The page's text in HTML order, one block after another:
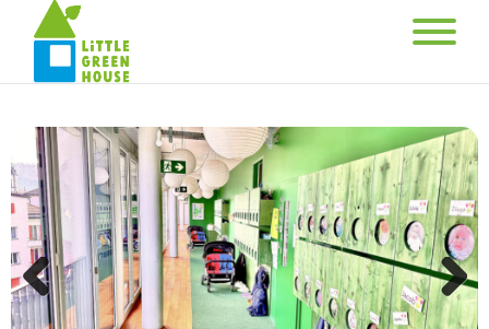
Previous Next